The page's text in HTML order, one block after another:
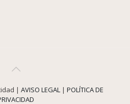
| AVISO LEGAL | POLÍTICA DE